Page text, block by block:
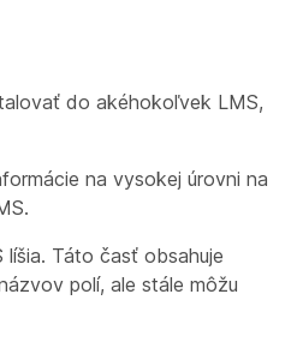
do akéhokoľvek LMS,
na vysokej úrovni na
Táto časť obsahuje
polí, ale stále môžu